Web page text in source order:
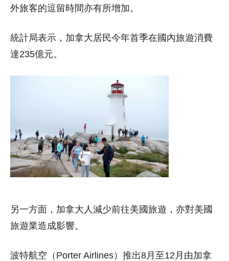
外旅客的逗留時間亦有所增加。
統計局表示，加拿大居民今年首季在國內旅遊消費
達235億元。
另一方面，加拿大人減少前往美國旅遊，亦對美國
旅遊業造成影響。
波特航空（Porter Airlines）推出8月至12月由加拿